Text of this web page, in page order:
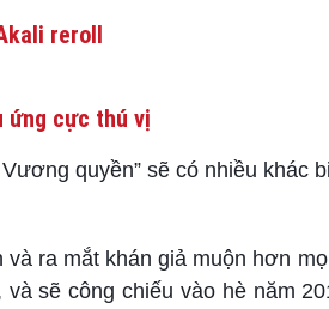
reroll
ứng cực thú vị
quyền” sẽ có nhiều khác
ra mắt khán giả muộn hơn
sẽ công chiếu vào hè năm